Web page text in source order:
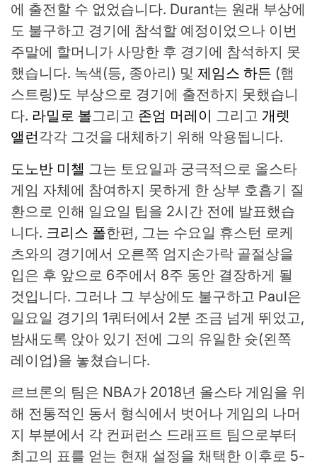
에 출전할 수 없었습니다. Durant는 원래 부상에
도 불구하고 경기에 참석할 예정이었으나 이번
주말에 할머니가 사망한 후 경기에 참석하지 못
했습니다. 녹색(등, 종아리) 및 제임스 하든 (햄
스트링)도 부상으로 경기에 출전하지 못했습니
다. 라밀로 볼그리고 존엄 머레이 그리고 개렛
앨런각각 그것을 대체하기 위해 악용됩니다.
도노반 미첼 그는 토요일과 궁극적으로 올스타
게임 자체에 참여하지 못하게 한 상부 호흡기 질
환으로 인해 일요일 팁을 2시간 전에 발표했습
니다. 크리스 폴한편, 그는 수요일 휴스턴 로케
츠와의 경기에서 오른쪽 엄지손가락 골절상을
입은 후 앞으로 6주에서 8주 동안 결장하게 될
것입니다. 그러나 그 부상에도 불구하고 Paul은
일요일 경기의 1쿼터에서 2분 조금 넘게 뛰었고,
밤새도록 앉아 있기 전에 그의 유일한 슛(왼쪽
레이업)을 놓쳤습니다.
르브론의 팀은 NBA가 2018년 올스타 게임을 위
해 전통적인 동서 형식에서 벗어나 게임의 나머
지 부분에서 각 컨퍼런스 드래프트 팀으로부터
최고의 표를 얻는 현재 설정을 채택한 이후로 5-